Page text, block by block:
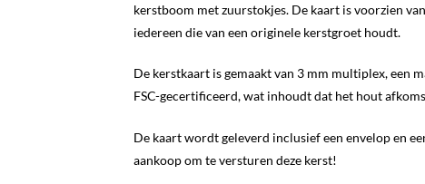
kerstboom met zuurstokjes. De kaart is voorzien
iedereen die van een originele kerstgroet houdt.
De kerstkaart is gemaakt van 3 mm multiplex, een
FSC-gecertificeerd, wat inhoudt dat het hout
De kaart wordt geleverd inclusief een envelop en
aankoop om te versturen deze kerst!